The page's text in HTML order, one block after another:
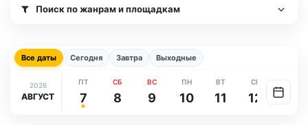
Поиск по жанрам и площадкам
Все даты Сегодня Завтра Выходные
2026
АВГУСТ
ПТ
7
СБ
8
ВС
9
ПН
10
ВТ
11
СР
12 13